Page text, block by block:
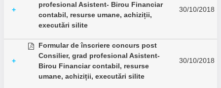
+
profesional Asistent- Birou Financiar
contabil, resurse umane, achiziții,
executări silite
30/10/2018
+
Formular de înscriere concurs post
Consilier, grad profesional Asistent-
Birou Financiar contabil, resurse
umane, achiziții, executări silite
30/10/2018